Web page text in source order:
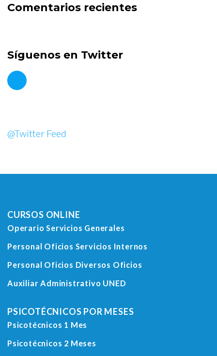
Comentarios recientes
Síguenos en Twitter
@Twitter Feed
CURSOS ONLINE
Operario Servicios Generales
Personal Oficios Servicios Internos
Personal Oficios Diversos Oficios
Auxiliar Administrativo UNED
PSICOTÉCNICOS POR MESES
Psicotécnicos 1 Mes
Psicotécnicos 2 Meses